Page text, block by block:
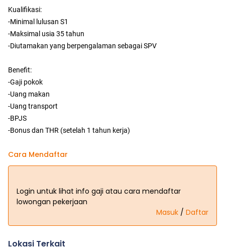
Kualifikasi:
-Minimal lulusan S1
-Maksimal usia 35 tahun
-Diutamakan yang berpengalaman sebagai SPV
Benefit:
-Gaji pokok
-Uang makan
-Uang transport
-BPJS
-Bonus dan THR (setelah 1 tahun kerja)
Cara Mendaftar
Login untuk lihat info gaji atau cara mendaftar
lowongan pekerjaan
Masuk / Daftar
Lokasi Terkait